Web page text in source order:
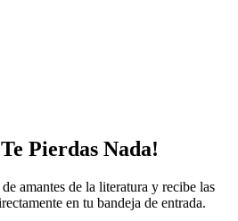
Pierdas Nada!
amantes de la literatura y recibe las
en tu bandeja de entrada.